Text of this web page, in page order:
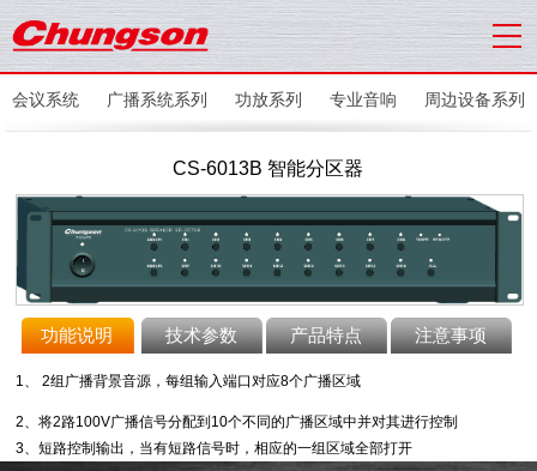
会议系统 广播系统系列 功放系列 专业音响 周边设备系列
CS-6013B 智能分区器
功能说明 技术参数 产品特点 注意事项
1、 2组广播背景音源，每组输入端口对应8个广播区域
2、将2路100V广播信号分配到10个不同的广播区域中并对其进行控制
3、短路控制输出，当有短路信号时，相应的一组区域全部打开